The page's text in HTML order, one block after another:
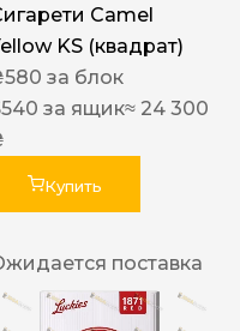
Camel
KS (квадрат)
580 за блок
540 за ящик≈ 24 300
Купить
поставка